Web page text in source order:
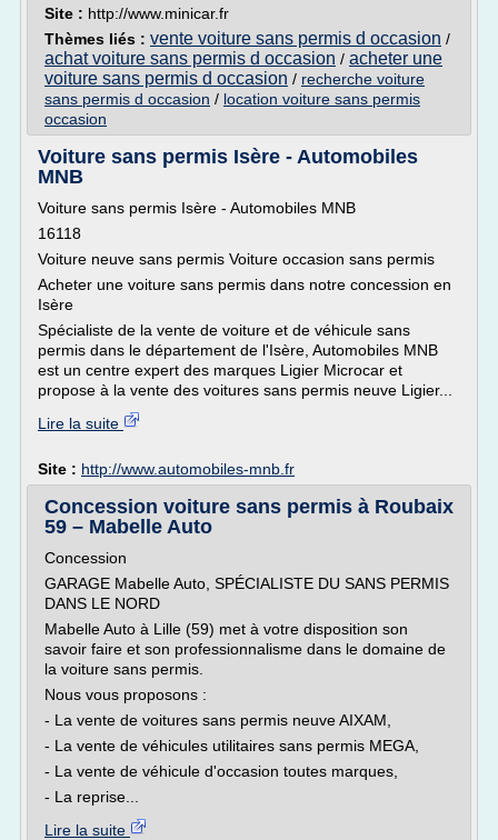
Site : http://www.minicar.fr
Thèmes liés : vente voiture sans permis d occasion /
achat voiture sans permis d occasion / acheter une
voiture sans permis d occasion / recherche voiture
sans permis d occasion / location voiture sans permis
occasion
Voiture sans permis Isère - Automobiles
MNB
Voiture sans permis Isère - Automobiles MNB
16118
Voiture neuve sans permis Voiture occasion sans permis
Acheter une voiture sans permis dans notre concession en
Isère
Spécialiste de la vente de voiture et de véhicule sans
permis dans le département de l'Isère, Automobiles MNB
est un centre expert des marques Ligier Microcar et
propose à la vente des voitures sans permis neuve Ligier...
Lire la suite
Site : http://www.automobiles-mnb.fr
Concession voiture sans permis à Roubaix
59 – Mabelle Auto
Concession
GARAGE Mabelle Auto, SPÉCIALISTE DU SANS PERMIS
DANS LE NORD
Mabelle Auto à Lille (59) met à votre disposition son
savoir faire et son professionnalisme dans le domaine de
la voiture sans permis.
Nous vous proposons :
- La vente de voitures sans permis neuve AIXAM,
- La vente de véhicules utilitaires sans permis MEGA,
- La vente de véhicule d'occasion toutes marques,
- La reprise...
Lire la suite